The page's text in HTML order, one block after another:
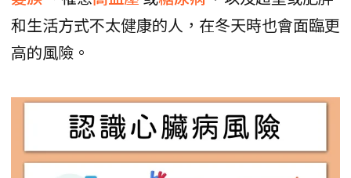
和生活方式不太健康的人，在冬天時也會面臨更
高的風險。